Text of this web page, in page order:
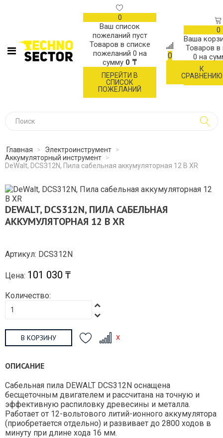
0
Ваш список
пожеланий пуст
Товаров в списке
пожеланий 0 на
сумму 0 ₸
ПЕРЕЙТИ В
СПИСОК
ПОЖЕЛАНИЙ
0
К
СРАВНЕНИЮ
0
Ваша
Товаров в
0 на
Главная > Электроинструмент >
Аккумуляторный инструмент >
DeWalt, DCS312N, Пила сабельная аккумуляторная 12 В XR
DEWALT, DCS312N, ПИЛА САБЕЛЬНАЯ
АККУМУЛЯТОРНАЯ 12 В XR
Артикул: DCS312N
Цена: 101 030 ₸
Количество:
В КОРЗИНУ
ОПИСАНИЕ
Сабельная пила DEWALT DCS312N оснащена
бесщеточным двигателем и рассчитана на точную и
эффективную распиловку древесины и металла.
Работает от 12-вольтового литий-ионного аккумулятора
(приобретается отдельно) и развивает до 2800 ходов в
минуту при длине хода 16 мм.